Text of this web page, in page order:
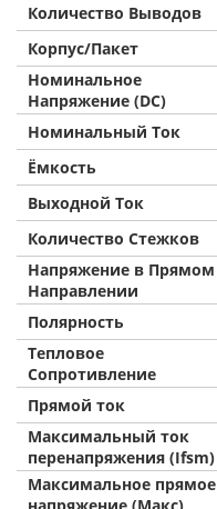
Количество Выводов
Корпус/Пакет
Номинальное
Напряжение (DC)
Номинальный Ток
Ёмкость
Выходной Ток
Количество Стежков
Напряжение в Прямом
Направлении
Полярность
Тепловое
Сопротивление
Прямой ток
Максимальный ток
перенапряжения (Ifsm)
Максимальное прямое
напряжение (Макс)